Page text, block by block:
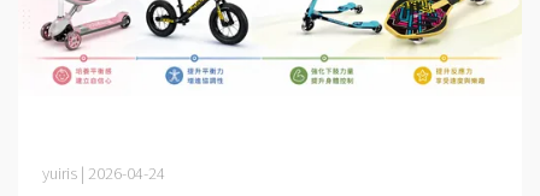
yuiris | 2026-04-24